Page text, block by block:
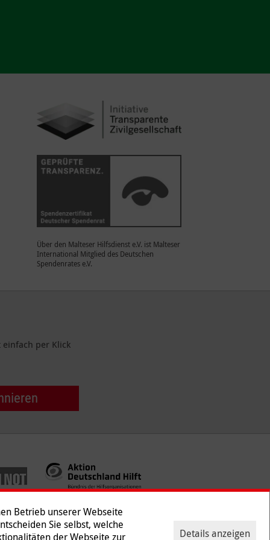
Über den Malteser Hilfsdienst e.V. ist Malteser
International Mitglied des Deutschen
Spendenrates e.V.
per Klick
Betrieb unserer Webseite
Sie selbst, welche
der Webseite zur
Details anzeigen